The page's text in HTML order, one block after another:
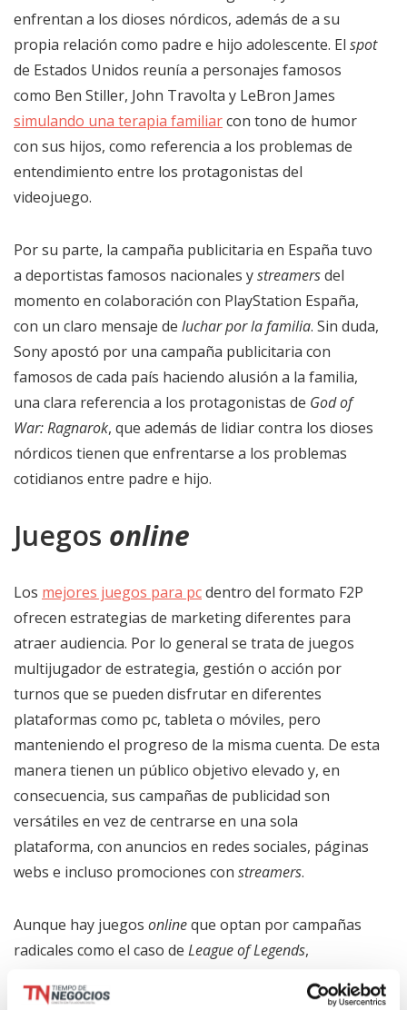
enfrentan a los dioses nórdicos, además de a su
propia relación como padre e hijo adolescente. El spot
de Estados Unidos reunía a personajes famosos
como Ben Stiller, John Travolta y LeBron James
simulando una terapia familiarcon tono de humor
con sus hijos, como referencia a los problemas de
entendimiento entre los protagonistas del
videojuego.
Por su parte, la campaña publicitaria en España tuvo
a deportistas famosos nacionales ystreamersdel
momento en colaboración con PlayStation España,
con un claro mensaje de luchar por la familia. Sin duda,
Sony apostó por una campaña publicitaria con
famosos de cada país haciendo alusión a la familia,
una clara referencia a los protagonistas de God of
War: Ragnarok, que además de lidiar contra los dioses
nórdicos tienen que enfrentarse a los problemas
cotidianos entre padre e hijo.
Juegos online
Los mejores juegos para pcdentro del formato F2P
ofrecen estrategias de marketing diferentes para
atraer audiencia. Por lo general se trata de juegos
multijugador de estrategia, gestión o acción por
turnos que se pueden disfrutar en diferentes
plataformas como pc, tableta o móviles, pero
manteniendo el progreso de la misma cuenta. De esta
manera tienen un público objetivo elevado y, en
consecuencia, sus campañas de publicidad son
versátiles en vez de centrarse en una sola
plataforma, con anuncios en redes sociales, páginas
webs e incluso promociones con streamers.
Aunque hay juegos onlineque optan por campañas
radicales como el caso de League of Legends,
habituales, lanzó en 2022 su propia serie de